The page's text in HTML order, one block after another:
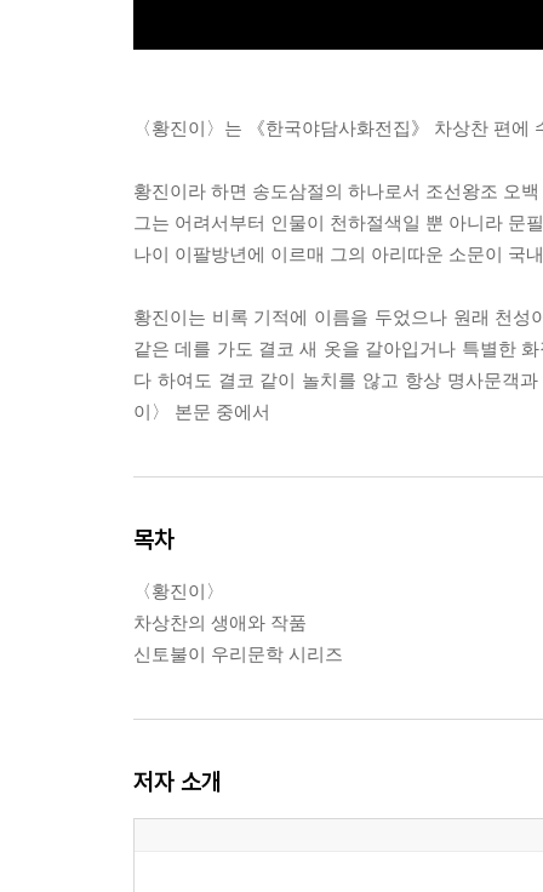
〈황진이〉는 《한국야담사화전집》 차상찬 편에
황진이라 하면 송도삼절의 하나로서 조선왕조 오
그는 어려서부터 인물이 천하절색일 뿐 아니라 문
나이 이팔방년에 이르매 그의 아리따운 소문이 국
황진이는 비록 기적에 이름을 두었으나 원래 천
같은 데를 가도 결코 새 옷을 갈아입거나 특별한
다 하여도 결코 같이 놀치를 않고 항상 명사문객
이〉 본문 중에서
목차
〈황진이〉
차상찬의 생애와 작품
신토불이 우리문학 시리즈
저자 소개